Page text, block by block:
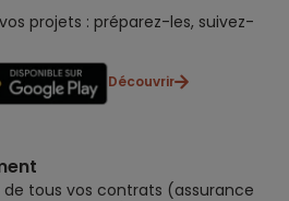
projets : préparez-les, suivez-
Découvrir
tous vos contrats (assurance